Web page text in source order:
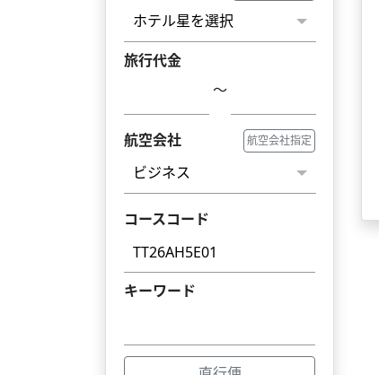
旅行代金
～
航空会社 航空会社指定
コースコード
キーワード